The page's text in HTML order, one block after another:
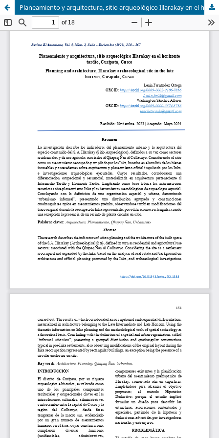
Planeamiento y arquitectura, sitio arqueológico Illarakay en el horizonte tardío, Cusipata, Cusco